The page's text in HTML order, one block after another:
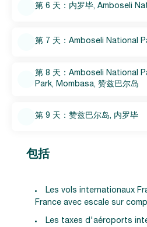
第 6 天：内罗毕, Amboseli
第 7 天：Amboseli National
第 8 天：Amboseli National
Park, Mombasa, 赞兹巴尔岛
第 9 天：赞兹巴尔岛, 内罗毕
包括
Les vols internationaux
France avec escale sur
Les taxes d'aéroports